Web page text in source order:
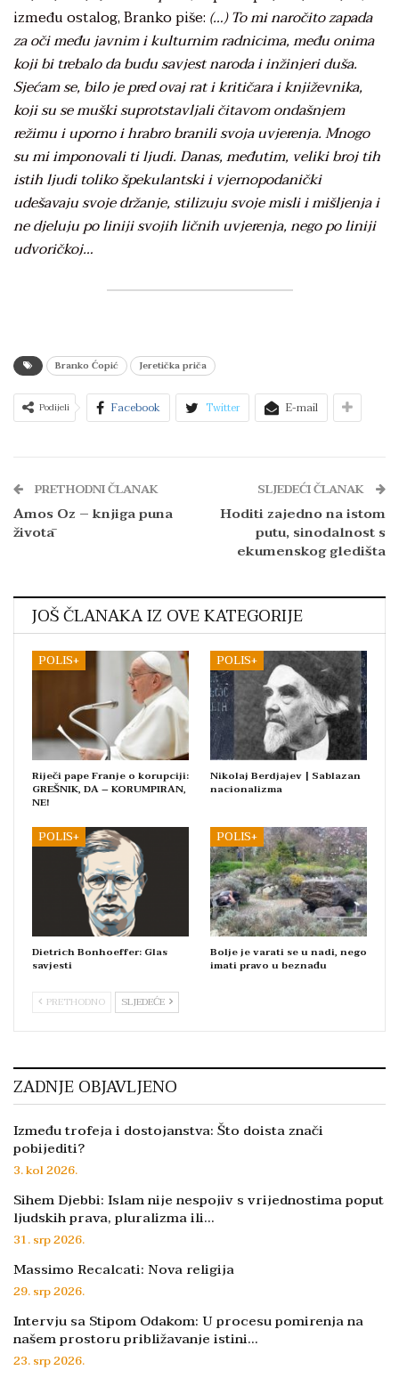
između ostalog, Branko piše: (…) To mi naročito zapada
za oči među javnim i kulturnim radnicima, među onima
koji bi trebalo da budu savjest naroda i inžinjeri duša.
Sjećam se, bilo je pred ovaj rat i kritičara i književnika,
koji su se muški suprotstavljali čitavom ondašnjem
režimu i uporno i hrabro branili svoja uvjerenja. Mnogo
su mi imponovali ti ljudi. Danas, međutim, veliki broj tih
istih ljudi toliko špekulantski i vjernopodanički
udešavaju svoje držanje, stilizuju svoje misli i mišljenja i
ne djeluju po liniji svojih ličnih uvjerenja, nego po liniji
udvoričkoj…
Branko Ćopić Jeretička priča
Podijeli Facebook Twitter E-mail
PRETHODNI ČLANAK
Amos Oz – knjiga puna
životā
SLJEDEĆI ČLANAK
Hoditi zajedno na istom
putu, sinodalnost s
ekumenskog gledišta
JOŠ ČLANAKA IZ OVE KATEGORIJE
POLIS+
Riječi pape Franje o korupciji:
GREŠNIK, DA – KORUMPIRAN,
NE!
POLIS+
Nikolaj Berdjajev | Sablazan
nacionalizma
POLIS+
Dietrich Bonhoeffer: Glas
savjesti
POLIS+
Bolje je varati se u nadi, nego
imati pravo u beznađu
PRETHODNO SLJEDEĆE
ZADNJE OBJAVLJENO
Između trofeja i dostojanstva: Što doista znači
pobijediti?
3. kol 2026.
Sihem Djebbi: Islam nije nespojiv s vrijednostima poput
ljudskih prava, pluralizma ili…
31. srp 2026.
Massimo Recalcati: Nova religija
29. srp 2026.
Intervju sa Stipom Odakom: U procesu pomirenja na
našem prostoru približavanje istini…
23. srp 2026.